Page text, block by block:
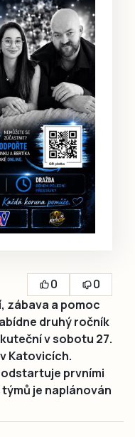
0
0
zábava a pomoc
druhý ročník
v sobotu 27.
Katovicích.
prvními
je naplánován